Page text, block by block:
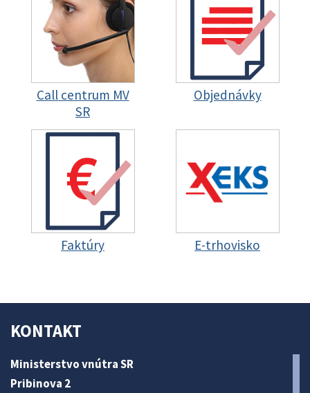
Call centrum MV
SR
Objednávky
Faktúry E-trhovisko
KONTAKT
Ministerstvo vnútra SR
Pribinova 2